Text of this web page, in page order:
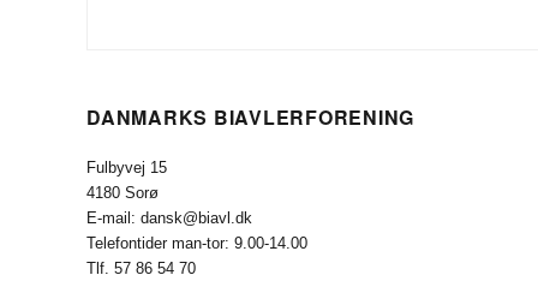
DANMARKS BIAVLERFORENING
Fulbyvej 15
4180 Sorø
E-mail: dansk@biavl.dk
Telefontider man-tor: 9.00-14.00
Tlf. 57 86 54 70